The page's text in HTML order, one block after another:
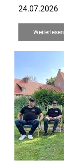
24.07.2026
Weiterlesen